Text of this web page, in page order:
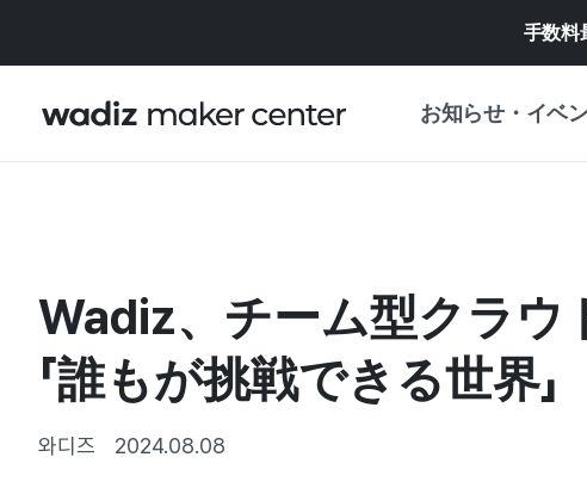
手数料
お知らせ・イベ
マイワディズ
重要なお知らせ
プレスリリース
企画展カレンダー
セキュリティセンター
Wadiz、チーム型クラウ
「誰もが挑戦できる世界」
와디즈 2024.08.08